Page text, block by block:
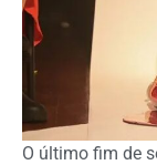
O último fim de